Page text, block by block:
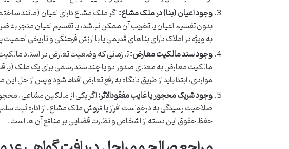
وجود اعیان (بنا) در ملک مشاع:اگر ملک مشاع دارای اعیان (مانند
بدون تقسیم اعیان یا تخریب آن ممکن نباشد، یا تقسیم اعیان منجر به
به ویژه در املاک دارای بناهای قدیمی یا با ارزش فرهنگی و تاریخی اهمیت
وجود سند مالکیت معارض:تا زمانی که وضعیت تعارض در اسناد
مالکیت معارض به معنای صدور دو یا چند سند رسمی برای یک ملک (یا
مواردی، ابتدا باید از طریق دادگاه به رفع تعارض اقدام شود و پس از حل
وجود شریک محجور یا غایب مفقودالاثر:اگر یکی از مالکین مشاعی،
صلاحیت رسیدگی به درخواست افراز یا فروش ملک مشاع، از اداره ثبت
حفظ حقوق این دسته از اشخاص و نظارت قضایی بر منافع آن ها است.